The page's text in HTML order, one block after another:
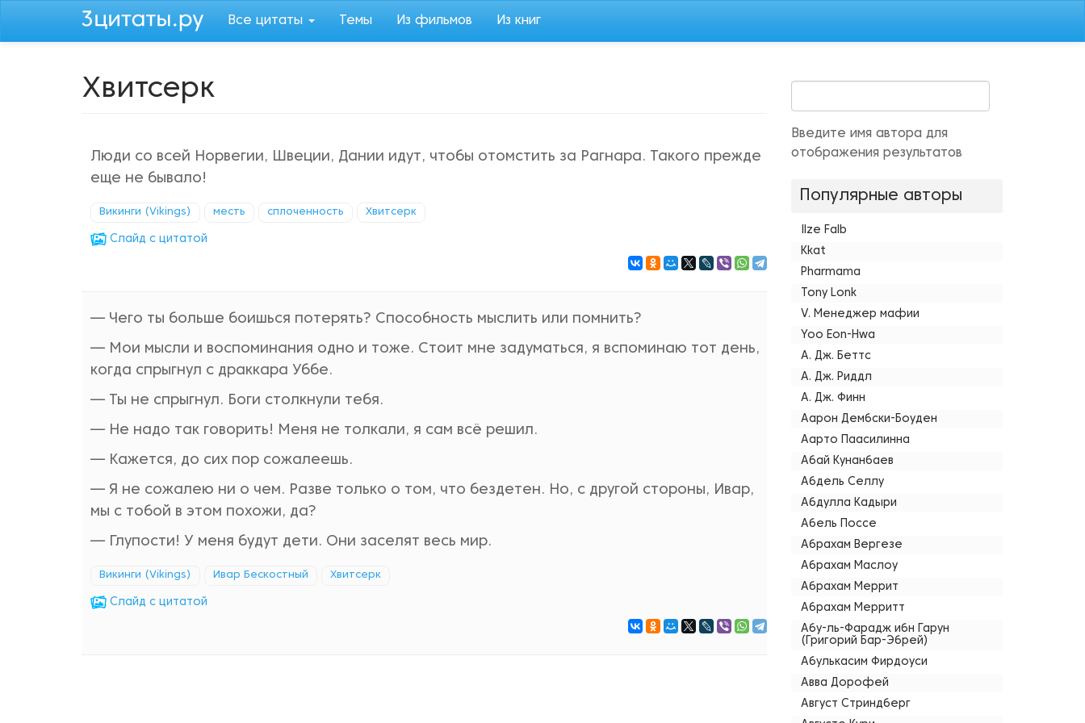
Все цитаты Темы Из фильмов Из книг
Хвитсерк
Люди со всей Норвегии, Швеции, Дании идут, чтобы отомстить за Рагнара. Такого прежде
еще не бывало!
Викинги (Vikings) месть сплоченность Хвитсерк
Cлайд с цитатой
— Чего ты больше боишься потерять? Способность мыслить или помнить?
— Мои мысли и воспоминания одно и тоже. Стоит мне задуматься, я вспоминаю тот день,
когда спрыгнул с драккара Уббе.
— Ты не спрыгнул. Боги столкнули тебя.
— Не надо так говорить! Меня не толкали, я сам всё решил.
— Кажется, до сих пор сожалеешь.
— Я не сожалею ни о чем. Разве только о том, что бездетен. Но, с другой стороны, Ивар,
мы с тобой в этом похожи, да?
— Глупости! У меня будут дети. Они заселят весь мир.
Викинги (Vikings) Ивар Бескостный Хвитсерк
Cлайд с цитатой
Введите имя автора для
отображения результатов
Популярные авторы
Ilze Falb
Kkat
Pharmama
Tony Lonk
V. Менеджер мафии
Yoo Eon-Hwa
А. Дж. Беттс
А. Дж. Риддл
А. Дж. Финн
Аарон Дембски-Боуден
Аарто Паасилинна
Абай Кунанбаев
Абдель Селлу
Абдулла Кадыри
Абель Поссе
Абрахам Вергезе
Абрахам Маслоу
Абрахам Меррит
Абрахам Мерритт
Абу-ль-Фарадж ибн Гарун
(Григорий Бар-Эбрей)
Абулькасим Фирдоуси
Авва Дорофей
Август Стриндберг